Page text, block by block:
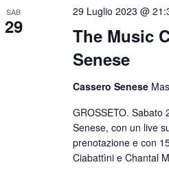
SAB
29
The Music
Senese
29 Luglio 2023 @
Cassero Senese
GROSSETO. Sabato
Senese, con un live
prenotazione e con
Ciabattìni e Chantal